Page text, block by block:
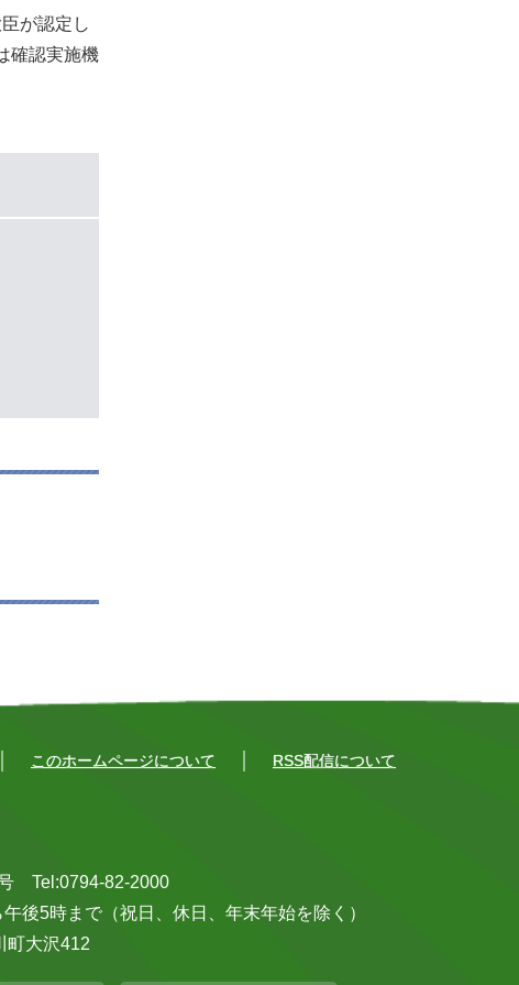
が認定し
確認実施機
このホームページについて RSS配信について
Tel:0794-82-2000
後5時まで（祝日、休日、年末年始を除く）
大沢412